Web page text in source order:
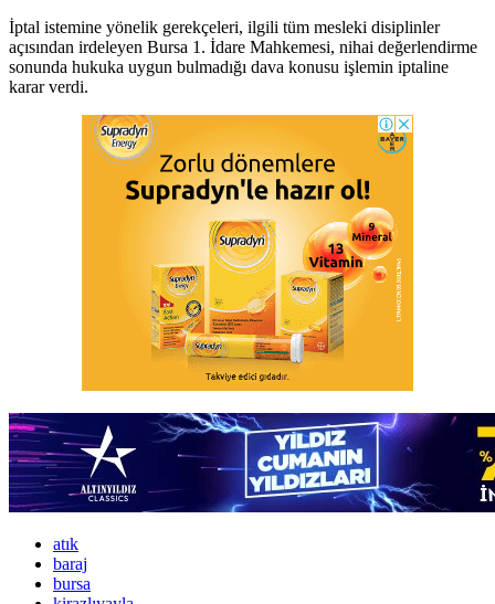
İptal istemine yönelik gerekçeleri, ilgili tüm mesleki disiplinler
açısından irdeleyen Bursa 1. İdare Mahkemesi, nihai değerlendirme
sonunda hukuka uygun bulmadığı dava konusu işlemin iptaline
karar verdi.
atık
baraj
bursa